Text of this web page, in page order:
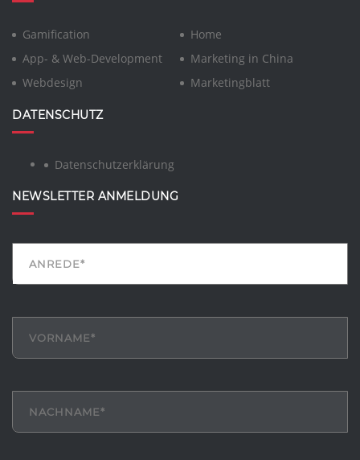
Gamification
Home
App- & Web-Development
Marketing in China
Webdesign
Marketingblatt
DATENSCHUTZ
Datenschutzerklärung
NEWSLETTER ANMELDUNG